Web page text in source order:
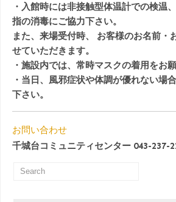
・入館時には非接触型体温計での検温
指の消毒にご協力下さい。
また、来場受付時、 お客様のお名前・
せていただきます。
・施設内では、常時マスクの着用をお
・当日、風邪症状や体調が優れない場
下さい。
お問い合わせ
千城台コミュニティセンター 043-237-